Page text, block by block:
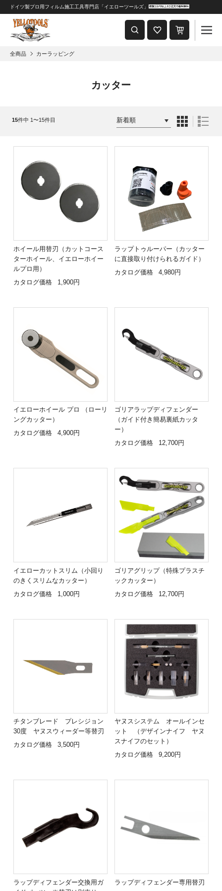
重要なおしらせ
2024年8月1日 価格改定につきまして
ドイツ製プロ用フィルム施工工具専門店「イエローツールズ」
全商品 カーラッピング
カッター
15件中 1〜15件目
ホイール用替刃（カットコース
ターホイール、イエローホイー
ルプロ用）
カタログ価格
1,900円
ラップトゥルーパー（カッター
に直接取り付けられるガイド）
カタログ価格
4,980円
イエローホイール プロ （ローリ
ングカッター）
カタログ価格
4,900円
ゴリアラップディフェンダー
（ガイド付き簡易裏紙カッタ
ー）
カタログ価格
12,700円
イエローカットスリム（小回り
のきくスリムなカッター）
カタログ価格
1,000円
ゴリアグリップ（特殊プラスチ
ックカッター）
カタログ価格
12,700円
チタンブレード プレシジョン
30度 ヤヌスウィーダー等替刃
カタログ価格
3,500円
ヤヌスシステム オールインセ
ット （デザインナイフ ヤヌ
スナイフのセット）
カタログ価格
9,200円
ラップディフェンダー交換用ガ
ラップディフェンダー専用替刃